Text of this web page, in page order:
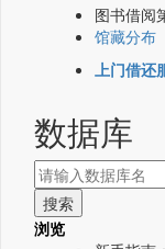
图书借阅
馆藏分布
上门借还
数据库
浏览